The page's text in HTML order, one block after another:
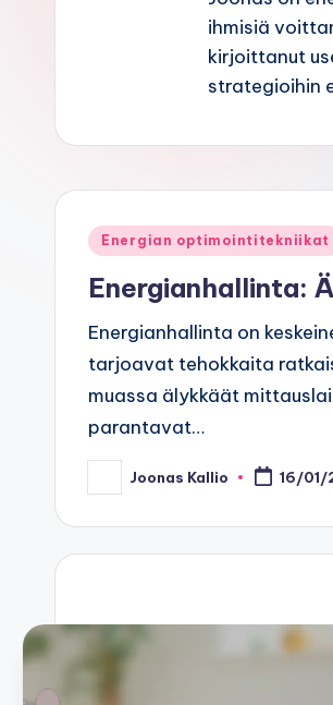
ihmisiä
kirjoittanut
strategioihin
Posted
Energian optimointitekniikat
Energianhallinta:
Energianhallinta on
tarjoavat tehokkaita
muassa älykkäät
parantavat…
Posted
by
Joonas Kallio 16/01/